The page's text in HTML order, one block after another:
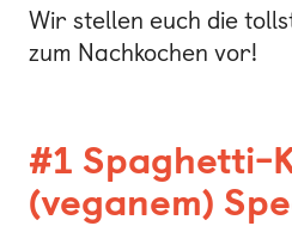
Wir stellen euch die
zum Nachkochen vor!
#1 Spaghetti-
(veganem)